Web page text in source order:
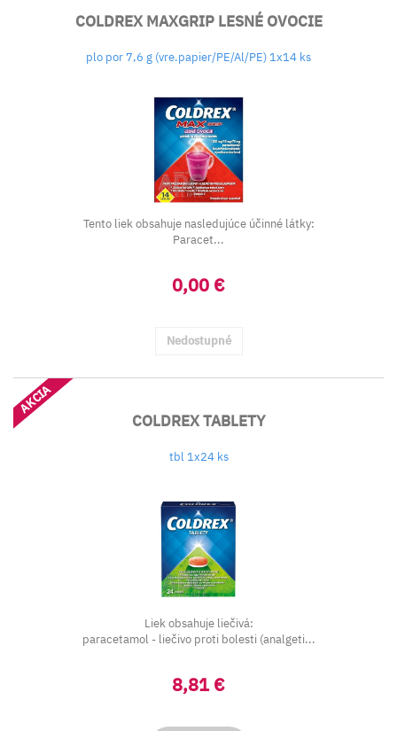
COLDREX MAXGRIP LESNÉ OVOCIE
plo por 7,6 g (vre.papier/PE/Al/PE) 1x14 ks
Tento liek obsahuje nasledujúce účinné látky:
Paracet...
0,00 €
Nedostupné
COLDREX TABLETY
tbl 1x24 ks
AKCIA
Liek obsahuje liečivá:
paracetamol - liečivo proti bolesti (analgeti...
8,81 €